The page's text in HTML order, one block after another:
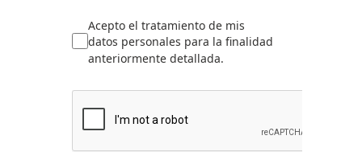
Acepto el tratamiento de mis
datos personales para la finalidad
anteriormente detallada.